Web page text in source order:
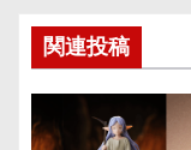
ゲ
ー
シ
関連投稿